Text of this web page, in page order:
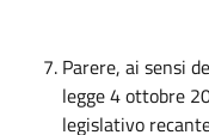
Parere, ai sensi
legge 4 ottobre
legislativo